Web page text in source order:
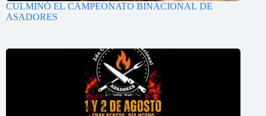
CULMINÓ EL CAMPEONATO BINACIONAL DE
ASADORES